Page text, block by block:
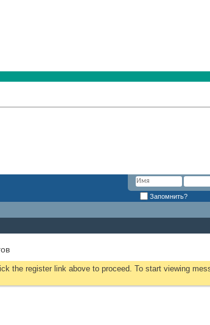
Запомнить?
the register link above to proceed. To start viewing